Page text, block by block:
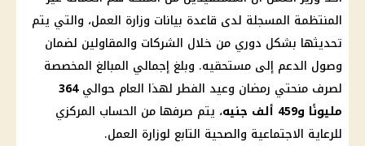
المنتظمة المسجلة لدى قاعدة بيانات وزارة العمل، والتي يتم
تحديثها بشكل دوري من خلال الشركات والمقاولين لضمان
وصول الدعم إلى مستحقيه. وبلغ إجمالي المبالغ المخصصة
لصرف منحتي رمضان وعيد الفطر لهذا العام حوالي364
مليونًا و459 ألف جنيه
، يتم صرفها من الحساب المركزي
للرعاية الاجتماعية والصحية التابع لوزارة العمل.